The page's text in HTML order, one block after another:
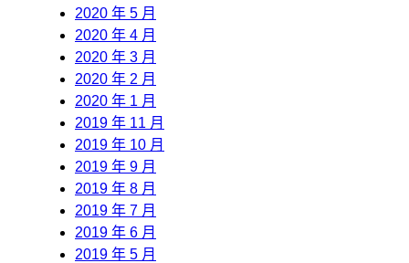
2020 年 5 月
2020 年 4 月
2020 年 3 月
2020 年 2 月
2020 年 1 月
2019 年 11 月
2019 年 10 月
2019 年 9 月
2019 年 8 月
2019 年 7 月
2019 年 6 月
2019 年 5 月